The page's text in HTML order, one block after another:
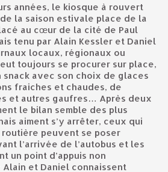
la saison estivale place de la
au cœur de la cité de Paul
tenu par Alain Kessler et Daniel
locaux, régionaux ou
toujours se procurer sur place,
snack avec son choix de glaces
fraiches et chaudes, de
et autres gaufres… Après deux
le bilan semble des plus
aiment s’y arrêter, ceux qui
peuvent se poser
l’arrivée de l’autobus et les
un point d’appuis non
et Daniel connaissent